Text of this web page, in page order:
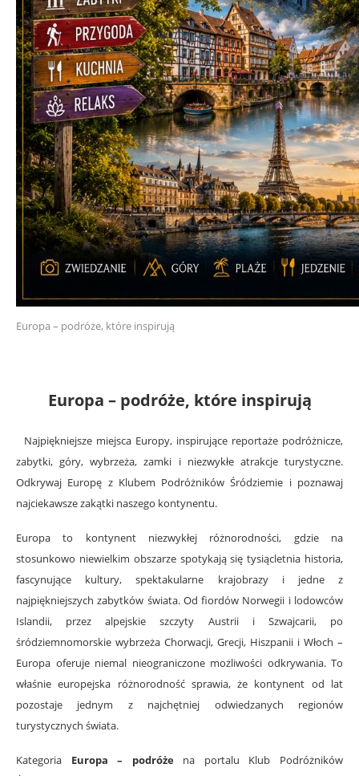
Europa – podróże, które inspirują
Europa – podróże, które inspirują
Najpiękniejsze miejsca Europy, inspirujące reportaże podróżnicze,
zabytki, góry, wybrzeża, zamki i niezwykłe atrakcje turystyczne.
Odkrywaj Europę z Klubem Podróżników Śródziemie i poznawaj
najciekawsze zakątki naszego kontynentu.
Europa to kontynent niezwykłej różnorodności, gdzie na
stosunkowo niewielkim obszarze spotykają się tysiącletnia historia,
fascynujące kultury, spektakularne krajobrazy i jedne z
najpiękniejszych zabytków świata. Od fiordów Norwegii i lodowców
Islandii, przez alpejskie szczyty Austrii i Szwajcarii, po
śródziemnomorskie wybrzeża Chorwacji, Grecji, Hiszpanii i Włoch –
Europa oferuje niemal nieograniczone możliwości odkrywania. To
właśnie europejska różnorodność sprawia, że kontynent od lat
pozostaje jednym z najchętniej odwiedzanych regionów
turystycznych świata.
Kategoria Europa – podróżena portalu Klub Podróżników